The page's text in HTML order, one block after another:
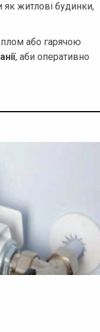
як житлові будинки,
або гарячою
, аби оперативно